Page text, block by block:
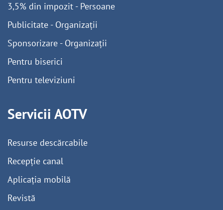
3,5% din impozit - Persoane
Publicitate - Organizații
Sponsorizare - Organizații
Pentru biserici
Pentru televiziuni
Servicii AOTV
Resurse descărcabile
Recepție canal
Aplicația mobilă
Revistă